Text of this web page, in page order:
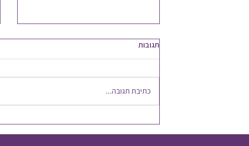
אפקט הפרפר
תגובות
כתיבת תגובה...